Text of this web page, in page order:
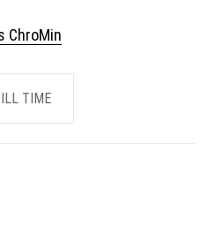
ChroMin
TIME